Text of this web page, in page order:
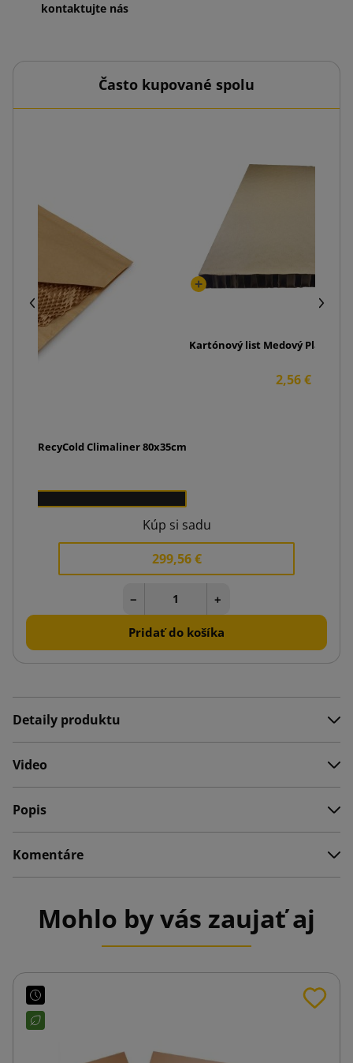
kontaktujte nás
Často kupované spolu
RecyCold Climaliner 80x35cm
Kartónový list Medový Plaster
2,56 €
Kúp si sadu
299,56 €
− +
Pridať do košíka
Detaily produktu
Video
Popis
Komentáre
Mohlo by vás zaujať aj